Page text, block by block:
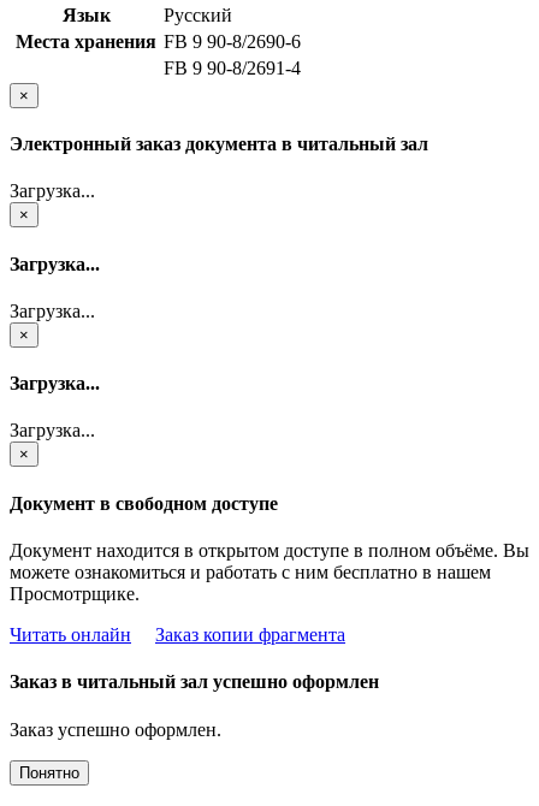
Язык
Русский
Места хранения FB 9 90-8/2690-6
FB 9 90-8/2691-4
×
Электронный заказ документа в читальный зал
Загрузка...
×
Загрузка...
Загрузка...
×
Загрузка...
Загрузка...
×
Документ в свободном доступе
Документ находится в открытом доступе в полном объёме. Вы
можете ознакомиться и работать с ним бесплатно в нашем
Просмотрщике.
Читать онлайн
Заказ копии фрагмента
Заказ в читальный зал успешно оформлен
Заказ успешно оформлен.
Понятно